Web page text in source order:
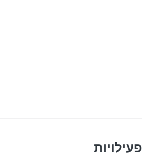
פעילויות